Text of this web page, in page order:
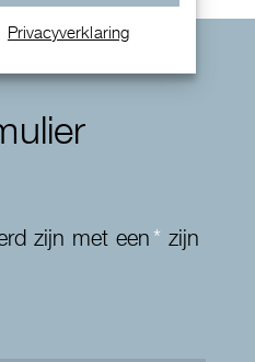
Privacyverklaring
zijn met een* zijn